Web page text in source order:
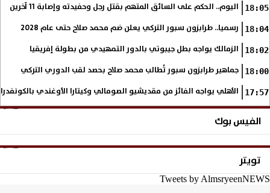
18:05 اليوم.. الحكم على السائق المتهم بقتل رجل وحفيدته وإصابة 11 آخرين
18:04 رسميا.. طرابزون سبور التركي يعلن ضم محمد صلاح حتى عام 2028
18:02 الزمالك يواجه بطل جيبوتي بالدور التمهيدي من بطولة إفريقيا
18:00 جماهير طرابزون سبور تُطالب محمد صلاح بحصد لقب الدوري التركي
17:57 الأهلي يواجه الفائز من مقديشيو الصومالي وكيتارا الأوغندي
الفيس بوك
تويتر
Tweets by AlmsryeenNEWS